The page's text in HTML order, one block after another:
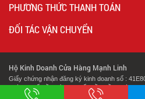
PHƯƠNG THỨC THANH TOÁN
ĐỐI TÁC VẬN CHUYỂN
Hộ Kinh Doanh Cửa Hàng Mạnh Linh
Giấy chứng nhận đăng ký kinh doanh số :
Thành Phố Hồ Chí Minh Cấp Lần Đầu Ngày :